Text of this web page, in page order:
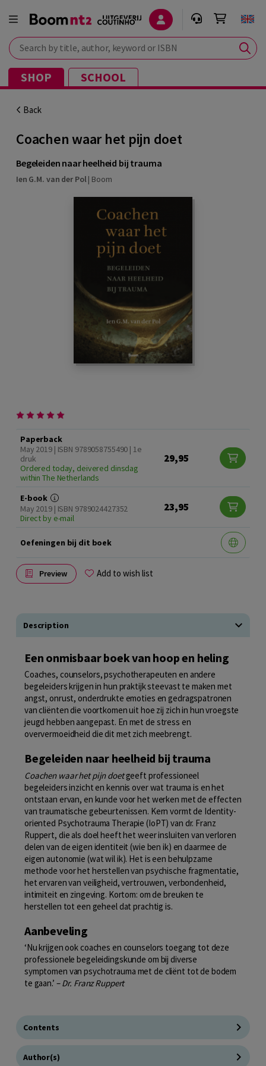
Search by title, author, keyword or ISBN
SHOP SCHOOL
Back
Coachen waar het pijn doet
Begeleiden naar heelheid bij trauma
Ien G.M. van der Pol| Boom
Paperback
May 2019 | ISBN 9789058755490 | 1e
druk
Ordered today, deivered dinsdag
within The Netherlands
29,95
E-book
May 2019 | ISBN 9789024427352
Direct by e-mail
23,95
Oefeningen bij dit boek
Preview Add to wish list
Description
Een onmisbaar boek van hoop en heling
Coaches, counselors, psychotherapeuten en andere
begeleiders krijgen in hun praktijk steevast te maken met
angst, onrust, onderdrukte emoties en gedragspatronen
van cliënten die voortkomen uit hoe zij zich in hun vroegste
jeugd hebben aangepast. En met de stress en
oververmoeidheid die dit met zich meebrengt.
Begeleiden naar heelheid bij trauma
Coachen waar het pijn doetgeeft professioneel
begeleiders inzicht en kennis over wat trauma is en het
ontstaan ervan, en kunde voor het werken met de effecten
van traumatische gebeurtenissen. Kern vormt de Identity-
oriented Psychotrauma Therapie (IoPT) van dr. Franz
Ruppert, die als doel heeft het weer insluiten van verloren
delen van de eigen identiteit (wie ben ik) en daarmee de
eigen autonomie (wat wil ik). Het is een behulpzame
methode voor het herstellen van psychische fragmentatie,
het ervaren van veiligheid, vertrouwen, verbondenheid,
intimiteit en zingeving. Kortom: om de breuken te
herstellen tot een geheel dat prachtig is.
Aanbeveling
‘Nu krijgen ook coaches en counselors toegang tot deze
professionele begeleidingskunde om bij diverse
symptomen van psychotrauma met de cliënt tot de bodem
te gaan.’ –Dr. Franz Ruppert
Contents
Author(s)